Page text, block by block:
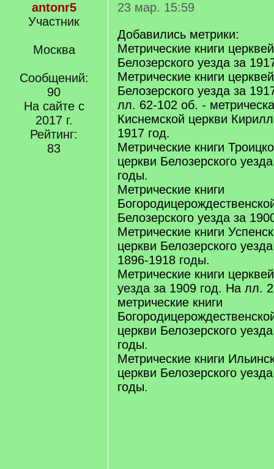
antonr5
Участник
Москва
Сообщений:
90
На сайте с
2017 г.
Рейтинг:
83
23 мар. 15:59
Добавились метрики:
Метрические книги
Белозерского уезда за
Метрические книги
Белозерского уезда за
лл. 62-102 об. -
Киснемской церкви
1917 год.
Метрические книги
церкви Белозерского
годы.
Метрические книги
Белозерского уезда за
Метрические книги
церкви Белозерского
1896-1918 годы.
Метрические книги
уезда за 1909 год. На лл.
метрические книги
церкви Белозерского
годы.
Метрические книги
церкви Белозерского
годы.